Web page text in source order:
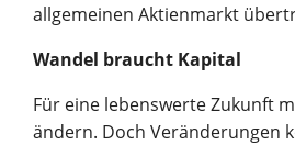
allgemeinen Aktienmarkt
Wandel braucht Kapital
Für eine lebenswerte Zukunft
ändern. Doch Veränderungen